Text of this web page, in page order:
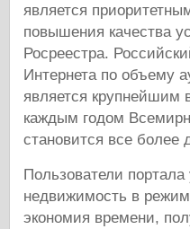
является
повышения качества
Росреестра.
Интернета по объему
является крупнейшим
каждым годом
становится все более
Пользователи портала
недвижимость в
экономия времени,